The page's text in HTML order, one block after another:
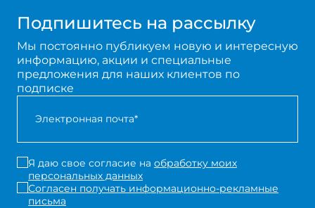
Подпишитесь на рассылку
Мы постоянно публикуем новую и интересную
информацию, акции и специальные
предложения для наших клиентов по
подписке
Я даю свое согласие на обработку моих
персональных данных
Согласен получать информационно-рекламные
письма